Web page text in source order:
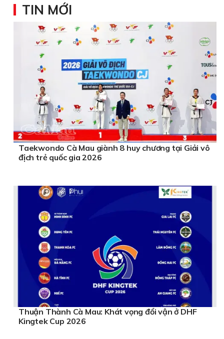
TIN MỚI
Taekwondo Cà Mau giành 8 huy chương tại Giải vô
địch trẻ quốc gia 2026
Thuận Thành Cà Mau: Khát vọng đổi vận ở DHF
Kingtek Cup 2026